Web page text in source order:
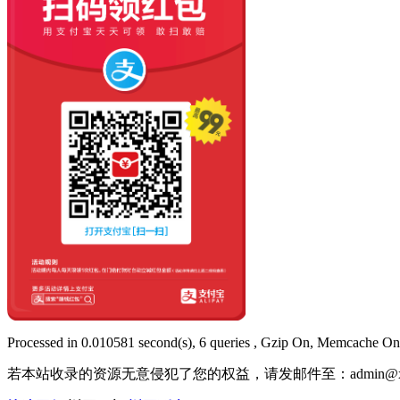
Processed in 0.010581 second(s), 6 queries , Gzip On, Memcache
若本站收录的资源无意侵犯了您的权益，请发邮件至：